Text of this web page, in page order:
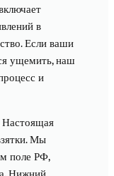
в
Если ваши
ущемить, наш
и
Мы
поле РФ,